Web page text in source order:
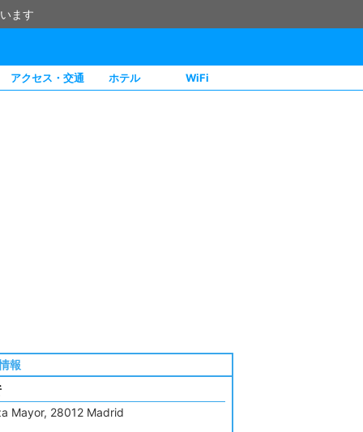
ます
アクセス・交通 ホテル WiFi
報
Mayor, 28012 Madrid